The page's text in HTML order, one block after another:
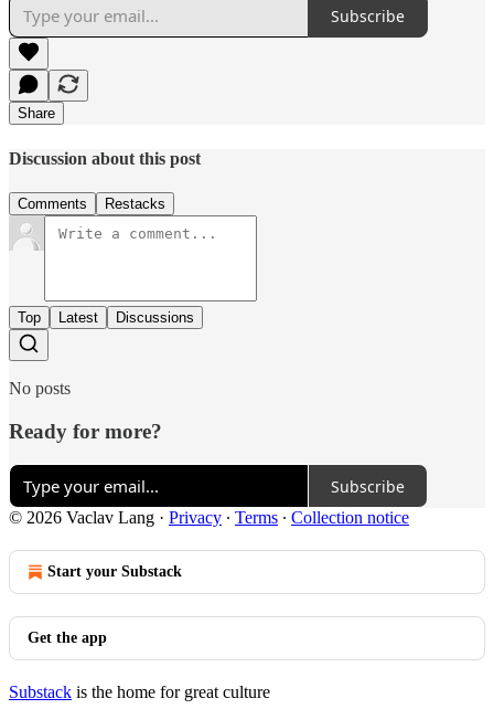
Subscribe
Share
Discussion about this post
Comments Restacks
Top Latest Discussions
No posts
Ready for more?
Subscribe
© 2026 Vaclav Lang · Privacy ∙ Terms ∙ Collection notice
Start your Substack
Get the app
Substack is the home for great culture